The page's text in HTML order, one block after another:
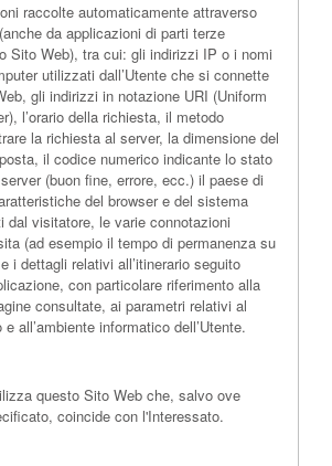
raccolte automaticamente attraverso
da applicazioni di parti terze
Sito Web), tra cui: gli indirizzi IP o i nomi
utilizzati dall’Utente che si connette
gli indirizzi in notazione URI (Uniform
l’orario della richiesta, il metodo
la richiesta al server, la dimensione del
il codice numerico indicante lo stato
(buon fine, errore, ecc.) il paese di
del browser e del sistema
dal visitatore, le varie connotazioni
(ad esempio il tempo di permanenza su
i dettagli relativi all’itinerario seguito
con particolare riferimento alla
consultate, ai parametri relativi al
all’ambiente informatico dell’Utente.
questo Sito Web che, salvo ove
coincide con l'Interessato.